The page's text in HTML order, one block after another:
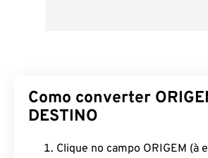
Como converter
DESTINO
Clique no campo ORIGEM (à